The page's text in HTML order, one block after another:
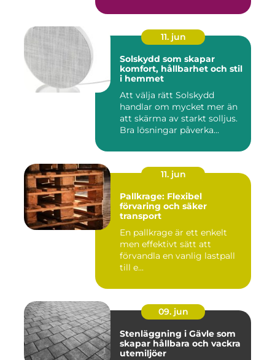
11. jun
Solskydd som skapar
komfort, hållbarhet och stil
i hemmet
Att välja rätt Solskydd
handlar om mycket mer än
att skärma av starkt solljus.
Bra lösningar påverka...
11. jun
Pallkrage: Flexibel
förvaring och säker
transport
En pallkrage är ett enkelt
men effektivt sätt att
förvandla en vanlig lastpall
till e...
09. jun
Stenläggning i Gävle som
skapar hållbara och vackra
utemiljöer